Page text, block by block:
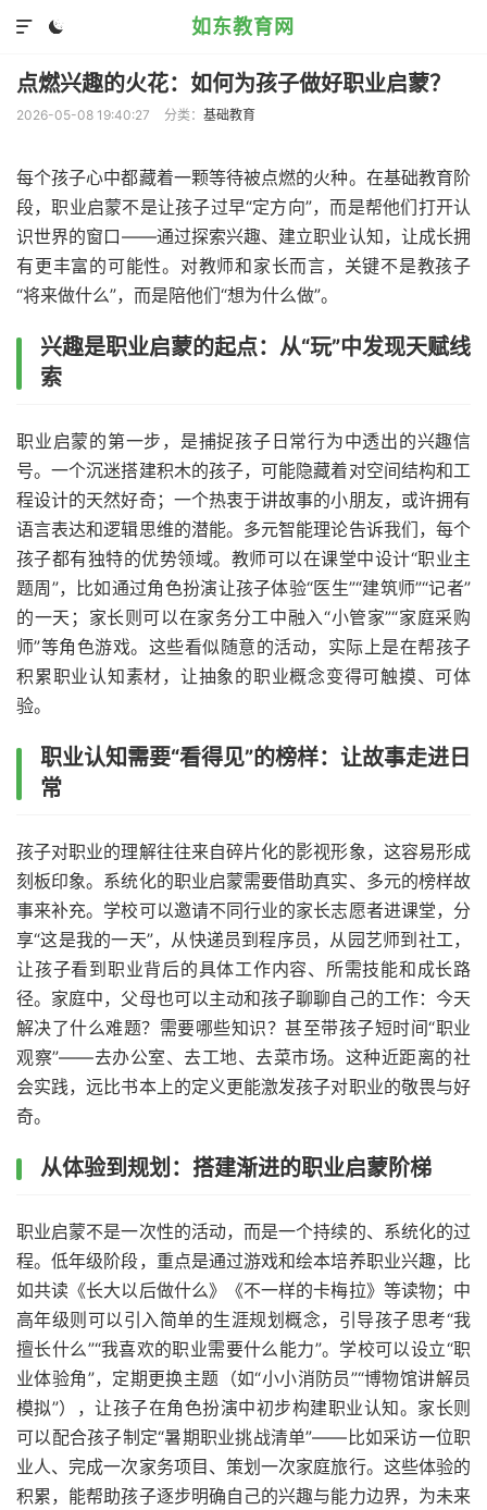
如东教育网


点燃兴趣的火花：如何为孩子做好职业启蒙？
2026-05-08 19:40:27 分类： 基础教育
每个孩子心中都藏着一颗等待被点燃的火种。在基础教育阶
段，职业启蒙不是让孩子过早“定方向”，而是帮他们打开认
识世界的窗口——通过探索兴趣、建立职业认知，让成长拥
有更丰富的可能性。对教师和家长而言，关键不是教孩子
“将来做什么”，而是陪他们“想为什么做”。
兴趣是职业启蒙的起点：从“玩”中发现天赋线
索
职业启蒙的第一步，是捕捉孩子日常行为中透出的兴趣信
号。一个沉迷搭建积木的孩子，可能隐藏着对空间结构和工
程设计的天然好奇；一个热衷于讲故事的小朋友，或许拥有
语言表达和逻辑思维的潜能。多元智能理论告诉我们，每个
孩子都有独特的优势领域。教师可以在课堂中设计“职业主
题周”，比如通过角色扮演让孩子体验“医生”“建筑师”“记者”
的一天；家长则可以在家务分工中融入“小管家”“家庭采购
师”等角色游戏。这些看似随意的活动，实际上是在帮孩子
积累职业认知素材，让抽象的职业概念变得可触摸、可体
验。
职业认知需要“看得见”的榜样：让故事走进日
常
孩子对职业的理解往往来自碎片化的影视形象，这容易形成
刻板印象。系统化的职业启蒙需要借助真实、多元的榜样故
事来补充。学校可以邀请不同行业的家长志愿者进课堂，分
享“这是我的一天”，从快递员到程序员，从园艺师到社工，
让孩子看到职业背后的具体工作内容、所需技能和成长路
径。家庭中，父母也可以主动和孩子聊聊自己的工作：今天
解决了什么难题？需要哪些知识？甚至带孩子短时间“职业
观察”——去办公室、去工地、去菜市场。这种近距离的社
会实践，远比书本上的定义更能激发孩子对职业的敬畏与好
奇。
从体验到规划：搭建渐进的职业启蒙阶梯
职业启蒙不是一次性的活动，而是一个持续的、系统化的过
程。低年级阶段，重点是通过游戏和绘本培养职业兴趣，比
如共读《长大以后做什么》《不一样的卡梅拉》等读物；中
高年级则可以引入简单的生涯规划概念，引导孩子思考“我
擅长什么”“我喜欢的职业需要什么能力”。学校可以设立“职
业体验角”，定期更换主题（如“小小消防员”“博物馆讲解员
模拟”），让孩子在角色扮演中初步构建职业认知。家长则
可以配合孩子制定“暑期职业挑战清单”——比如采访一位职
业人、完成一次家务项目、策划一次家庭旅行。这些体验的
积累，能帮助孩子逐步明确自己的兴趣与能力边界，为未来